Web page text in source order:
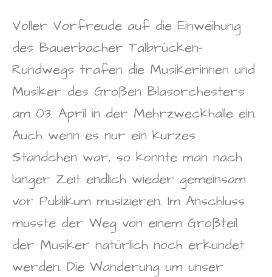
Voller Vorfreude auf die Einweihung
des Bauerbacher Talbrücken-
Rundwegs trafen die Musikerinnen und
Musiker des Großen Blasorchesters
am 03. April in der Mehrzweckhalle ein.
Auch wenn es nur ein kurzes
Ständchen war, so konnte man nach
langer Zeit endlich wieder gemeinsam
vor Publikum musizieren. Im Anschluss
musste der Weg von einem Großteil
der Musiker natürlich noch erkundet
werden. Die Wanderung um unser